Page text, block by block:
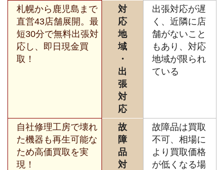
札幌から鹿児島まで
直営43店舗展開。最
短30分で無料出張対
応し、即日現金買
取！
対
応
地
域
・
出
張
対
応
出張対応が遅
く、近隣に店
舗がないこと
もあり、対応
地域が限られ
ている
自社修理工房で壊れ
た機器も再生可能な
ため高価買取を実
現！
故
障
品
対
故障品は買取
不可、相場に
より買取価格
が低くなる場